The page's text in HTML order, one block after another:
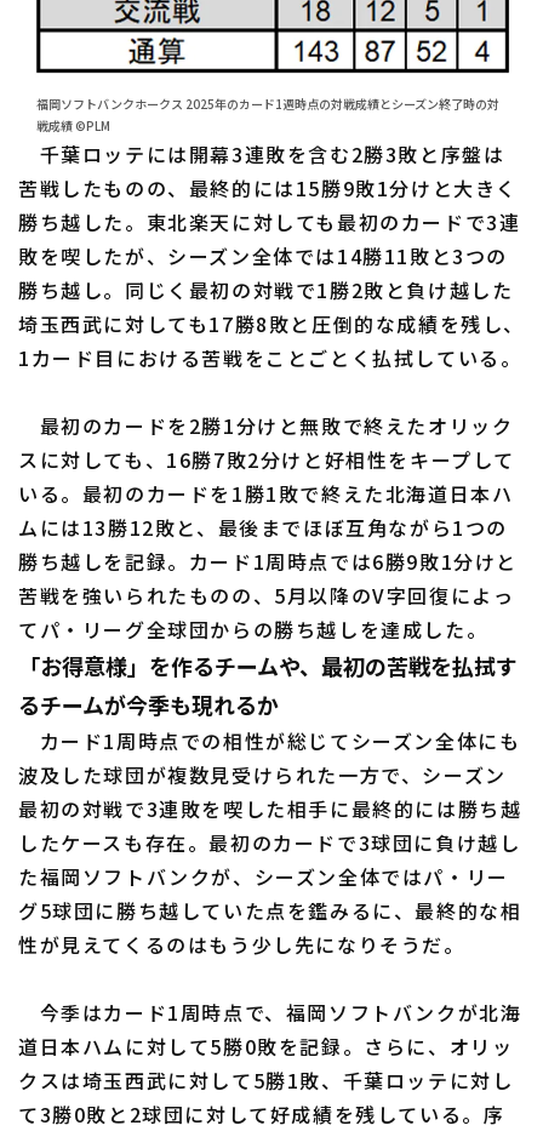
福岡ソフトバンクホークス 2025年のカード1週時点の対戦成績とシーズン終了時の対
戦成績 ©PLM
千葉ロッテには開幕3連敗を含む2勝3敗と序盤は
苦戦したものの、最終的には15勝9敗1分けと大きく
勝ち越した。東北楽天に対しても最初のカードで3連
敗を喫したが、シーズン全体では14勝11敗と3つの
勝ち越し。同じく最初の対戦で1勝2敗と負け越した
埼玉西武に対しても17勝8敗と圧倒的な成績を残し、
1カード目における苦戦をことごとく払拭している。
最初のカードを2勝1分けと無敗で終えたオリック
スに対しても、16勝7敗2分けと好相性をキープして
いる。最初のカードを1勝1敗で終えた北海道日本ハ
ムには13勝12敗と、最後までほぼ互角ながら1つの
勝ち越しを記録。カード1周時点では6勝9敗1分けと
苦戦を強いられたものの、5月以降のV字回復によっ
てパ・リーグ全球団からの勝ち越しを達成した。
「お得意様」を作るチームや、最初の苦戦を払拭す
るチームが今季も現れるか
カード1周時点での相性が総じてシーズン全体にも
波及した球団が複数見受けられた一方で、シーズン
最初の対戦で3連敗を喫した相手に最終的には勝ち越
したケースも存在。最初のカードで3球団に負け越し
た福岡ソフトバンクが、シーズン全体ではパ・リー
グ5球団に勝ち越していた点を鑑みるに、最終的な相
性が見えてくるのはもう少し先になりそうだ。
今季はカード1周時点で、福岡ソフトバンクが北海
道日本ハムに対して5勝0敗を記録。さらに、オリッ
クスは埼玉西武に対して5勝1敗、千葉ロッテに対し
て3勝0敗と2球団に対して好成績を残している。序